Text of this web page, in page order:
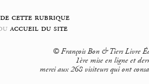
cette rubrique
accueil du site
© François Bon & Tiers Livre
1ère mise en ligne et
merci aux 268 visiteurs qui ont